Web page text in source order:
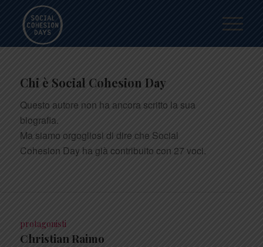
Chi è Social Cohesion Day
Questo autore non ha ancora scritto la sua
biografia.
Ma siamo orgogliosi di dire che Social
Cohesion Day ha già contribuito con 27 voci.
protagonisti
Christian Raimo